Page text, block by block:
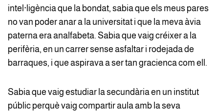
intel·ligència que la bondat, sabia que els meus pares
no van poder anar a la universitat i que la meva àvia
paterna era analfabeta. Sabia que vaig créixer a la
perifèria, en un carrer sense asfaltar i rodejada de
barraques, i que aspirava a ser tan gracienca com ell.
Sabia que vaig estudiar la secundària en un institut
públic perquè vaig compartir aula amb la seva